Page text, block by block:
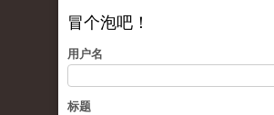
冒个泡吧！
用户名
标题